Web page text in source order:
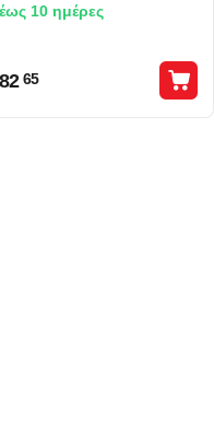
10 ημέρες
82 65